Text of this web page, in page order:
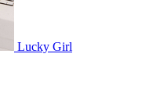
Lucky Girl